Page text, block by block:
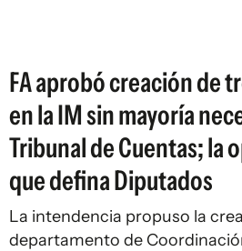
FA aprobó creación de
en la IM sin mayoría
Tribunal de Cuentas; la
que defina Diputados
La intendencia propuso la
departamento de